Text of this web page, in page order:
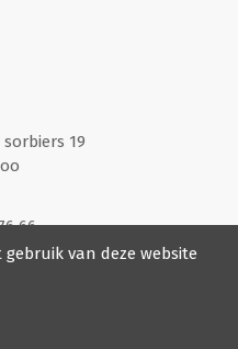
19
66
van deze website